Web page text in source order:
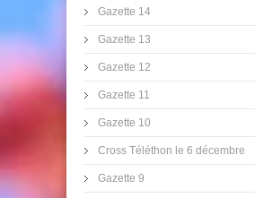
Gazette 14
Gazette 13
Gazette 12
Gazette 11
Gazette 10
Cross Téléthon le 6 décembre
Gazette 9